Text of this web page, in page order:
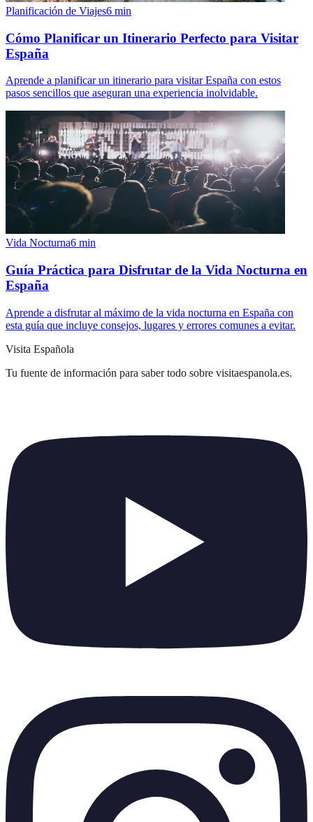
Planificación de Viajes6 min
Cómo Planificar un Itinerario Perfecto para Visitar
España
Aprende a planificar un itinerario para visitar España con estos
pasos sencillos que aseguran una experiencia inolvidable.
Vida Nocturna6 min
Guía Práctica para Disfrutar de la Vida Nocturna en
España
Aprende a disfrutar al máximo de la vida nocturna en España con
esta guía que incluye consejos, lugares y errores comunes a evitar.
Visita Española
Tu fuente de información para saber todo sobre visitaespanola.es.